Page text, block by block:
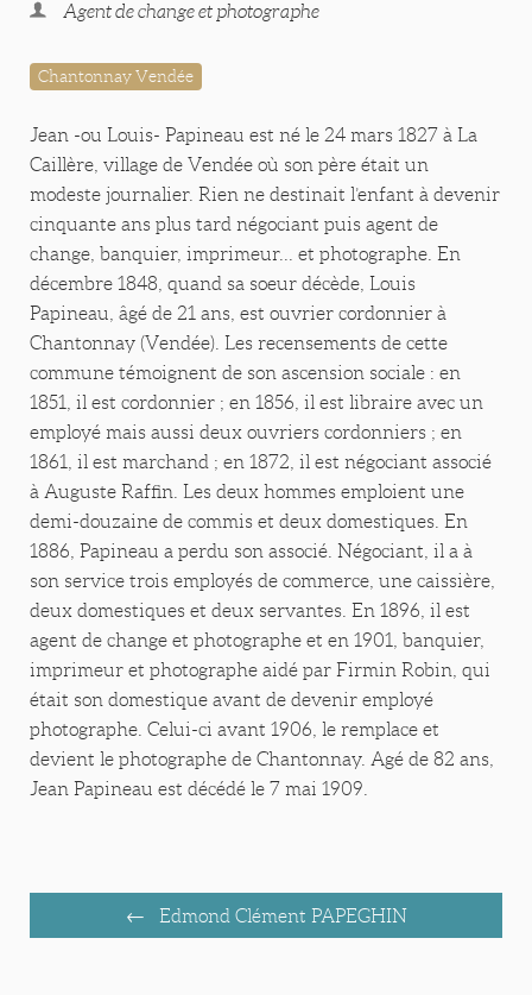
Agent de change et photographe
Chantonnay Vendée
Jean -ou Louis- Papineau est né le 24 mars 1827 à La
Caillère, village de Vendée où son père était un
modeste journalier. Rien ne destinait l’enfant à devenir
cinquante ans plus tard négociant puis agent de
change, banquier, imprimeur... et photographe. En
décembre 1848, quand sa soeur décède, Louis
Papineau, âgé de 21 ans, est ouvrier cordonnier à
Chantonnay (Vendée). Les recensements de cette
commune témoignent de son ascension sociale : en
1851, il est cordonnier ; en 1856, il est libraire avec un
employé mais aussi deux ouvriers cordonniers ; en
1861, il est marchand ; en 1872, il est négociant associé
à Auguste Raffin. Les deux hommes emploient une
demi-douzaine de commis et deux domestiques. En
1886, Papineau a perdu son associé. Négociant, il a à
son service trois employés de commerce, une caissière,
deux domestiques et deux servantes. En 1896, il est
agent de change et photographe et en 1901, banquier,
imprimeur et photographe aidé par Firmin Robin, qui
était son domestique avant de devenir employé
photographe. Celui-ci avant 1906, le remplace et
devient le photographe de Chantonnay. Agé de 82 ans,
Jean Papineau est décédé le 7 mai 1909.
Edmond Clément PAPEGHIN